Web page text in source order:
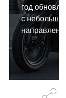
год
с
повышение
райдера.
обойдётся
чем модель